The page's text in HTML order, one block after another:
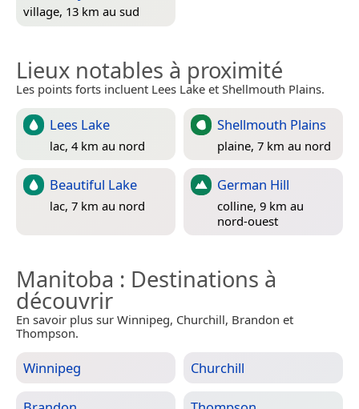
village, 13 km au sud
Lieux notables à proximité
Les points forts incluent Lees Lake et Shellmouth Plains.
Lees Lake
lac, 4 km au nord
Shellmouth Plains
plaine, 7 km au nord
Beautiful Lake
lac, 7 km au nord
German Hill
colline, 9 km au
nord-ouest
Manitoba : Destinations à
découvrir
En savoir plus sur Winnipeg, Churchill, Brandon et
Thompson.
Winnipeg Churchill